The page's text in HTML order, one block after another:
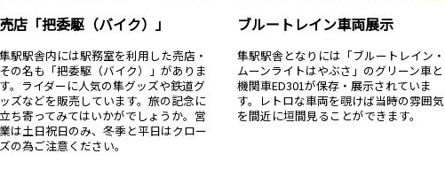
売店「把委駆（バイク）」
隼駅駅舎内には駅務室を利用した売店・
その名も「把委駆（バイク）」がありま
す。ライダーに人気の隼グッズや鉄道グ
ッズなどを販売しています。旅の記念に
立ち寄ってみてはいかがでしょうか。営
業は土日祝日のみ、冬季と平日はクロー
ズの為ご注意ください。
ブルートレイン車両展示
隼駅駅舎となりには「ブルートレイン・
ムーンライトはやぶさ」のグリーン車と
機関車ED301が保存・展示されていま
す。レトロな車両を覗けば当時の雰囲気
を間近に垣間見ることができます。